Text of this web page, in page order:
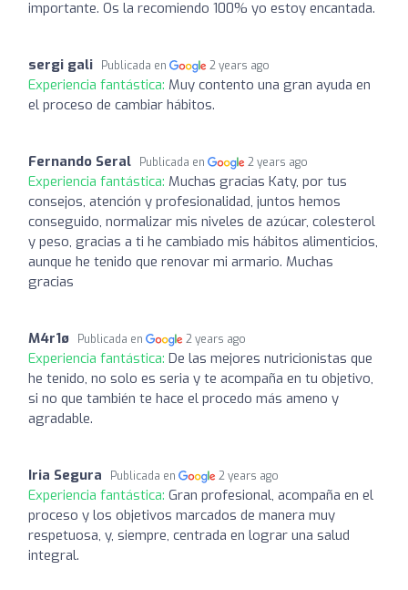
importante. Os la recomiendo 100% yo estoy encantada.
sergi gali Publicada en 2 years ago
Experiencia fantástica: Muy contento una gran ayuda en
el proceso de cambiar hábitos.
Fernando Seral Publicada en 2 years ago
Experiencia fantástica: Muchas gracias Katy, por tus
consejos, atención y profesionalidad, juntos hemos
conseguido, normalizar mis niveles de azúcar, colesterol
y peso, gracias a ti he cambiado mis hábitos alimenticios,
aunque he tenido que renovar mi armario. Muchas
gracias
M4r1ø Publicada en 2 years ago
Experiencia fantástica: De las mejores nutricionistas que
he tenido, no solo es seria y te acompaña en tu objetivo,
si no que también te hace el procedo más ameno y
agradable.
Iria Segura Publicada en 2 years ago
Experiencia fantástica: Gran profesional, acompaña en el
proceso y los objetivos marcados de manera muy
respetuosa, y, siempre, centrada en lograr una salud
integral.